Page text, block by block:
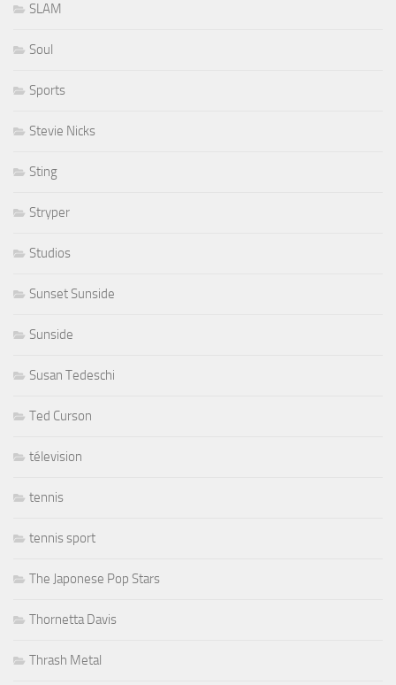
SLAM
Soul
Sports
Stevie Nicks
Sting
Stryper
Studios
Sunset Sunside
Sunside
Susan Tedeschi
Ted Curson
télevision
tennis
tennis sport
The Japonese Pop Stars
Thornetta Davis
Thrash Metal